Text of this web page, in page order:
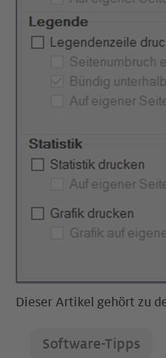
Dieser Artikel gehört zu
Software-Tipps